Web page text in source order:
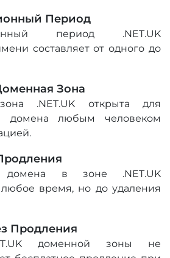
Период
период .NET.UK
составляет от одного до
Зона
.NET.UK открыта для
домена любым человеком
домена в зоне .NET.UK
время, но до удаления
Продления
доменной зоны не